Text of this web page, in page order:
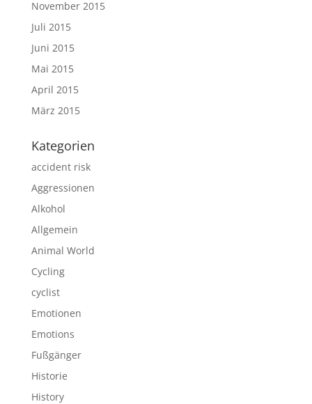
November 2015
Juli 2015
Juni 2015
Mai 2015
April 2015
März 2015
Kategorien
accident risk
Aggressionen
Alkohol
Allgemein
Animal World
Cycling
cyclist
Emotionen
Emotions
Fußgänger
Historie
History